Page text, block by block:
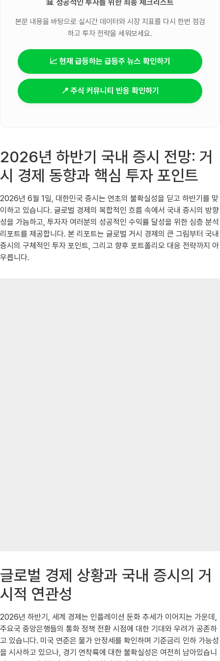
📊 성공적인 투자를 위한 최종 체크리스트
본문 내용을 바탕으로 실시간 데이터와 시장 지표를 다시 한번 점검
하고 투자 전략을 세워보세요.
📈 현재 급등하는 급등주 뉴스 확인하기
📍 주식 커뮤니티 반응 확인하기
2026년 하반기 국내 증시 전망: 거
시 경제 동향과 핵심 투자 포인트
2026년 6월 1일, 대한민국 증시는 연초의 불확실성을 딛고 하반기를 맞
이하고 있습니다. 글로벌 경제의 복합적인 흐름 속에서 국내 증시의 방향
성을 가늠하고, 투자자 여러분의 성공적인 수익률 달성을 위한 심층 분석
리포트를 제공합니다. 본 리포트는 글로벌 거시 경제의 큰 그림부터 국내
증시의 구체적인 투자 포인트, 그리고 향후 포트폴리오 대응 전략까지 아
우릅니다.
글로벌 경제 상황과 국내 증시의 거
시적 연관성
2026년 하반기, 세계 경제는 인플레이션 둔화 추세가 이어지는 가운데,
주요국 중앙은행들의 통화 정책 전환 시점에 대한 기대와 우려가 공존하
고 있습니다. 미국 연준은 물가 안정세를 확인하며 기준금리 인하 가능성
을 시사하고 있으나, 경기 연착륙에 대한 불확실성은 여전히 남아있습니